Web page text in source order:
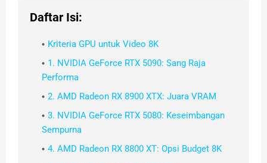
Daftar Isi:
Kriteria GPU untuk Video 8K
1. NVIDIA GeForce RTX 5090: Sang Raja
Performa
2. AMD Radeon RX 8900 XTX: Juara VRAM
3. NVIDIA GeForce RTX 5080: Keseimbangan
Sempurna
4. AMD Radeon RX 8800 XT: Opsi Budget 8K